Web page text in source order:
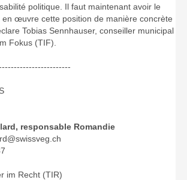
politique. Il faut maintenant avoir le
œuvre cette position de manière concrète
Tobias Sennhauser, conseiller municipal
Fokus (TIF).
responsable Romandie
im Recht (TIR)